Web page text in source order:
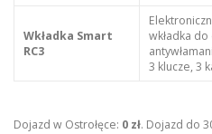
Wkładka Smart
RC3
wkładka
3 klucze, 3
Dojazd w Ostrołęce: 0 zł. Dojazd do